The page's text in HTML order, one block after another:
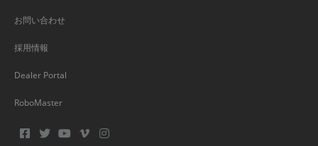
お問い合わせ
採用情報
Dealer Portal
RoboMaster